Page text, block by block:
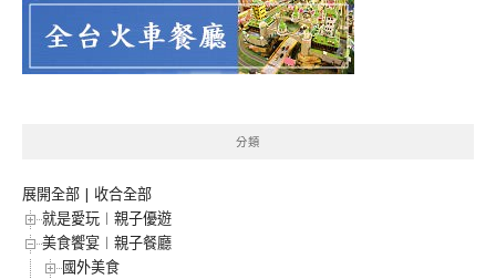
分類
展開全部 | 收合全部
就是愛玩︱親子優遊
美食饗宴︱親子餐廳
國外美食